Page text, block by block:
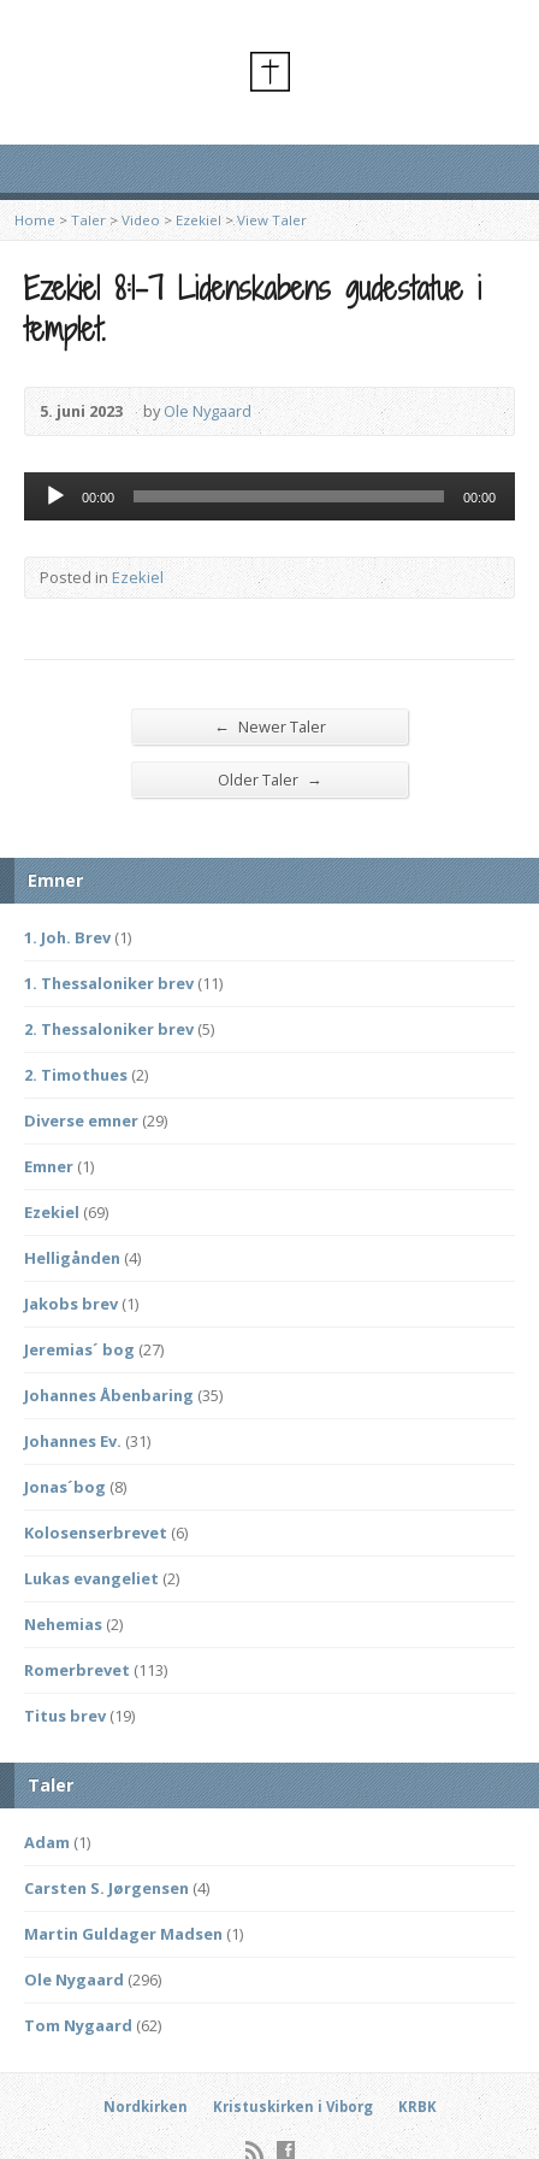
Home > Taler>Video > Ezekiel>View Taler
Ezekiel 8:1-7 Lidenskabens gudestatue i
templet.
5. juni 2023 byOle Nygaard
Lydafspiller
00:00 00:00
Posted in Ezekiel
← Newer Taler
Older Taler →
Emner
1. Joh. Brev (1)
1. Thessaloniker brev (11)
2. Thessaloniker brev (5)
2. Timothues (2)
Diverse emner (29)
Emner (1)
Ezekiel (69)
Helligånden (4)
Jakobs brev (1)
Jeremias´ bog (27)
Johannes Åbenbaring (35)
Johannes Ev. (31)
Jonas´bog (8)
Kolosenserbrevet (6)
Lukas evangeliet (2)
Nehemias (2)
Romerbrevet (113)
Titus brev (19)
Taler
Adam (1)
Carsten S. Jørgensen (4)
Martin Guldager Madsen (1)
Ole Nygaard (296)
Tom Nygaard (62)
Nordkirken Kristuskirken i Viborg KRBK